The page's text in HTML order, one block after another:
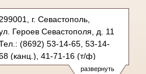
развернуть
299001, г. Севастополь,
Героев Севастополя, д. 11
(8692) 53-14-65, 53-14-
(канц.), 41-71-16 (т/ф)